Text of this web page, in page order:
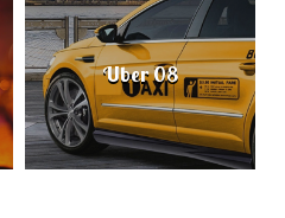
Uber 08